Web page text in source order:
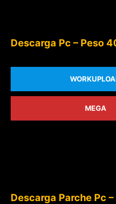
Descarga Pc – Peso
MEGA
Descarga Parche Pc –